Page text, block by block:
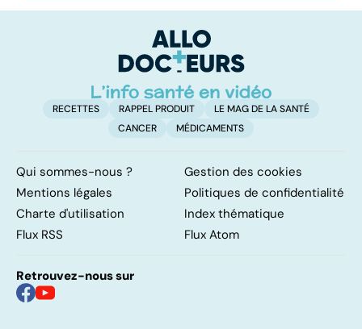
RECETTES RAPPEL PRODUIT
LE MAG DE LA SANTÉ
CANCER
MÉDICAMENTS
Qui sommes-nous ?
Gestion des cookies
Mentions légales
Politiques de confidentialité
Charte d'utilisation
Index thématique
Flux RSS
Flux Atom
Retrouvez-nous sur